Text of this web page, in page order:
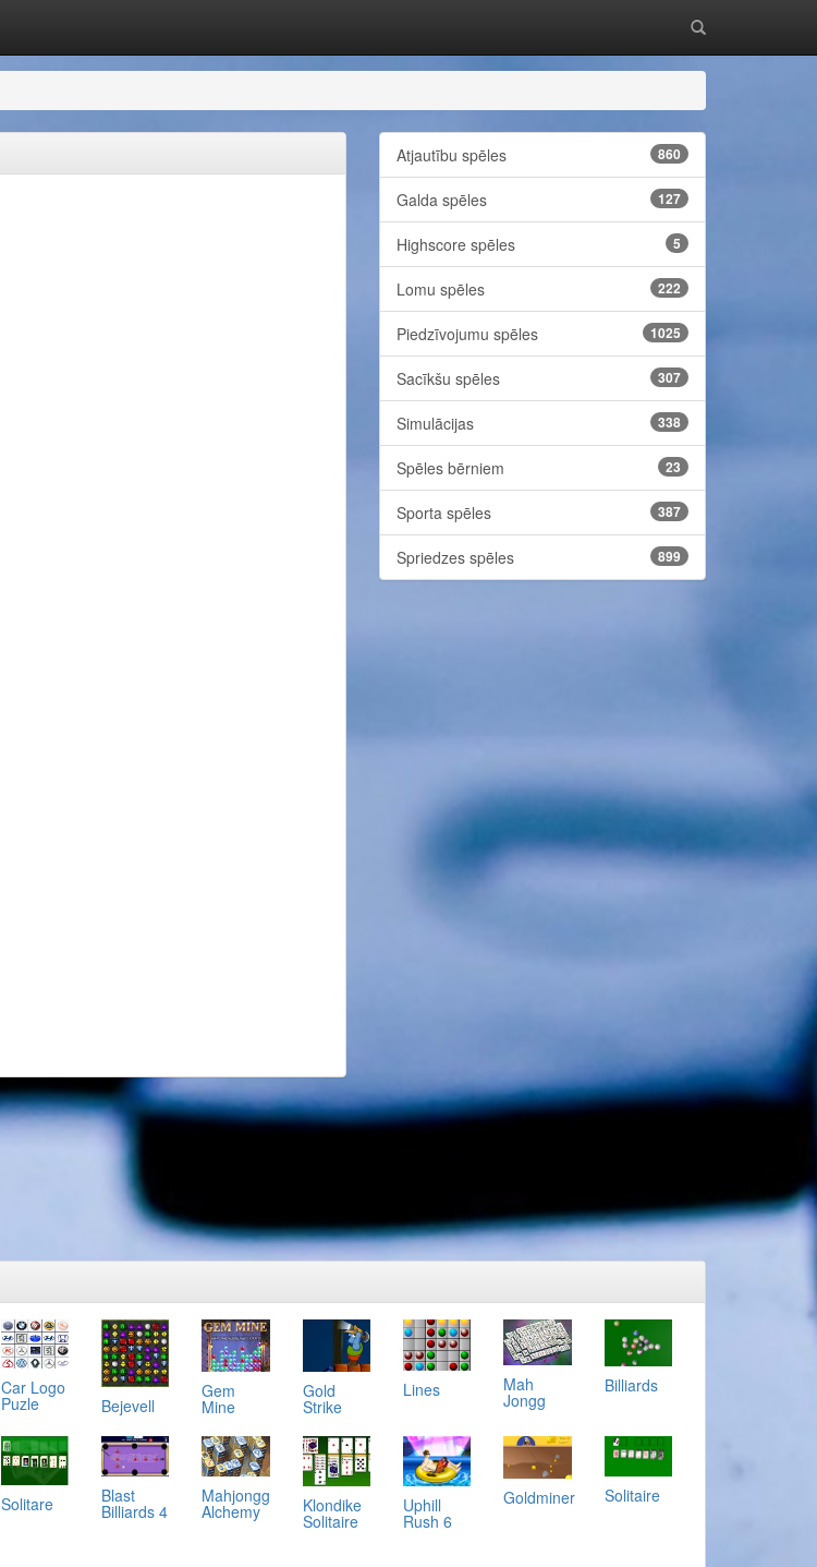
Atjautību spēles 860
Galda spēles 127
Highscore spēles 5
Lomu spēles 222
Piedzīvojumu spēles 1025
Sacīkšu spēles 307
Simulācijas 338
Spēles bērniem 23
Sporta spēles 387
Spriedzes spēles 899
Car Logo
Puzle Bejevell
Gem
Mine
Gold
Strike
Lines Mah
Jongg
Billiards
Solitare Blast
Billiards 4
Mahjongg
Alchemy Klondike
Solitaire
Uphill
Rush 6
Goldminer Solitaire